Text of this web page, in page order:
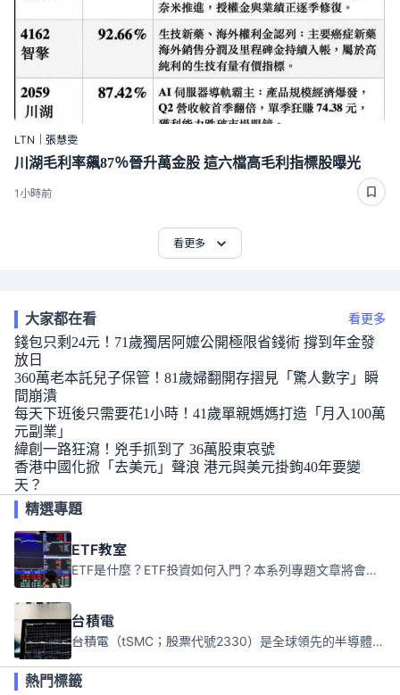
LTN｜張慧雯
川湖毛利率飆87％晉升萬金股 這六檔高毛利指標股曝光
1小時前
看更多
大家都在看 看更多
錢包只剩24元！71歲獨居阿嬤公開極限省錢術 撐到年金發
放日
360萬老本託兒子保管！81歲婦翻開存摺見「驚人數字」瞬
間崩潰
每天下班後只需要花1小時！41歲單親媽媽打造「月入100萬
元副業」
緯創一路狂瀉！兇手抓到了 36萬股東哀號
香港中國化掀「去美元」聲浪 港元與美元掛鉤40年要變
天？
精選專題
ETF教室
ETF是什麼？ETF投資如何入門？本系列專題文章將會告訴你新手必須知道的ETF基礎知識。
台積電
台積電（tSMC；股票代號2330）是全球領先的半導體代工公司，成立於1987年，總部位於台灣新竹。且已於美國、日本、德國及中國設廠，台積電是全球首家專業積體電路製造服務公司，也是全球最先進和最大規模的半導體代工廠。
熱門標籤